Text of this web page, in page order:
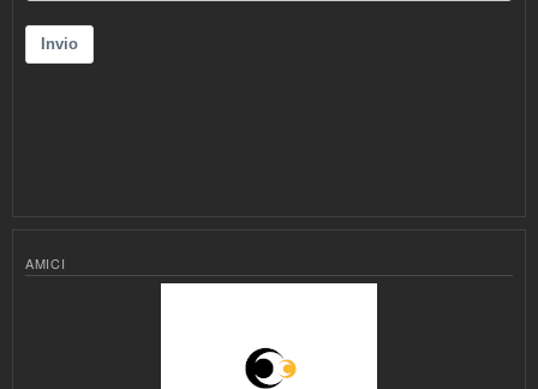
AMICI